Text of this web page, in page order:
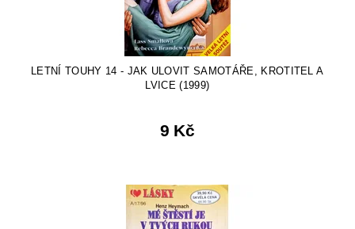
LETNÍ TOUHY 14 - JAK ULOVIT SAMOTÁŘE, KROTITEL A
LVICE (1999)
9 Kč